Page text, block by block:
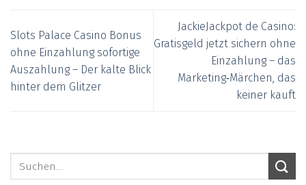
Slots Palace Casino Bonus
ohne Einzahlung sofortige
Auszahlung – Der kalte Blick
hinter dem Glitzer
JackieJackpot de Casino:
Gratisgeld jetzt sichern ohne
Einzahlung – das
Marketing‑Märchen, das
keiner kauft